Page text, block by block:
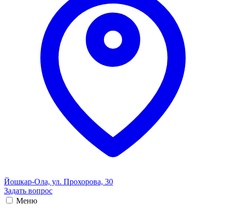
Йошкар-Ола, ул. Прохорова, 30
Задать вопрос
Меню